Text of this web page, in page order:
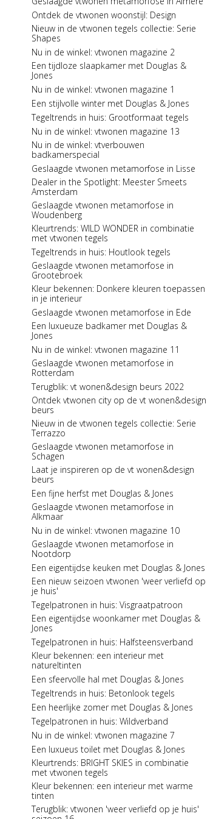
Nu in de winkel: vtverbouwen
badkamerspecial
Tegeltrends in huis: Houtlook tegels
Tegelserie in the spotlight: One by One
Kleur bekennen: Donkere kleuren toepassen
in je interieur
Een luxueuze badkamer met Douglas &
Jones
Nu in de winkel: Stijlvol Wonen 7
Nu in de winkel: Residence 10
Een fijne herfst met Douglas & Jones
Een eigentijdse keuken met Douglas & Jones
Tegelpatronen in huis: Visgraatpatroon
Nu in de winkel: Stijlvol Wonen 6
Kleur bekennen: Lichte kleuren toepassen in
je interieur
Een eigentijdse woonkamer met Douglas &
Jones
Tegelpatronen in huis: Halfsteensverband
Tegelserie in the spotlight: Manor
Nu in de winkel: vtverbouwen vloer &
wandspecial
Kleur bekennen: een interieur met
natureltinten
Een sfeervolle hal met Douglas & Jones
Tegeltrends in huis: Betonlook tegels
Een heerlijke zomer met Douglas & Jones
Nu in de winkel: Residence 7 8
Tegelpatronen in huis: Wildverband
Nu in de winkel: Stijlvol Wonen 5
Een luxueus toilet met Douglas & Jones
Kleur bekennen: een interieur met warme
tinten
Tegelserie in the Spotlight: Elemental
Tegeltrends in huis: Marmerlook tegels
Een sfeervolle werkkamer met Douglas &
Jones
Nu in de winkel: Stijlvol Wonen 4
Tegelserie in the Spotlight: Marbles
Een stijlvolle lente met Douglas & Jones
Uitbreiding in de collectie: One by One
Nu in de winkel: Residence 4
Een luxueuze slaapkamer met Douglas &
Jones
Kleur bekennen: een interieur met koele
tinten
Tegelpatronen in huis: Kruisverband
Nieuw in de collectie: serie Elemental
Een stijlvolle badkamer met Douglas & Jones
Douglas & Jones te zien in 'Hart van Goud'
Tegelserie in the spotlight: Castles
Tegelpatronen in huis: Visgraatpatroon
Een sfeervolle keuken met Douglas & Jones
Terugblik: vtwonen 'weer verliefd op je huis'
seizoen 15
Kleur bekennen: donkere kleuren in je
interieur
Tegelserie in the spotlight: Metals
Tegelpatronen in huis: Halfsteensverband
Een sfeervolle woonkamer met Douglas &
Jones
Kleur bekennen: een interieur met lichte
kleuren
Nu in de winkel: Stijlvol Wonen 8
Nu in de winkel: Stijlvol Wonen 6
Een stijlvolle slaapkamer met Douglas &
Jones
Een zinderende zomer met Douglas & Jones
Nu in de winkel: Stijlvol Wonen 5
Prachtige binnenkijker: Woonboerderij in
Gelderland
Nu in de winkel: Stijlvol Wonen 4
Nieuw in de collectie: Exotone
Fundamentals
Spelen met tegelpatronen: Visgraatpatroon
Nieuw van Douglas & Jones: Exotone
Premium Vinyl Tiles
Ontdek de vtwonen woonstijl: Design
Nieuw in de vtwonen tegels collectie: Serie
Shapes
Nu in de winkel: vtwonen magazine 2
Een tijdloze slaapkamer met Douglas &
Jones
Nu in de winkel: vtwonen magazine 1
Een stijlvolle winter met Douglas & Jones
Tegeltrends in huis: Grootformaat tegels
Nu in de winkel: vtwonen magazine 13
Nu in de winkel: vtverbouwen
badkamerspecial
Geslaagde vtwonen metamorfose in Lisse
Dealer in the Spotlight: Meester Smeets
Amsterdam
Geslaagde vtwonen metamorfose in
Woudenberg
Kleurtrends: WILD WONDER in combinatie
met vtwonen tegels
Tegeltrends in huis: Houtlook tegels
Geslaagde vtwonen metamorfose in
Grootebroek
Kleur bekennen: Donkere kleuren toepassen
in je interieur
Geslaagde vtwonen metamorfose in Ede
Een luxueuze badkamer met Douglas &
Jones
Nu in de winkel: vtwonen magazine 11
Geslaagde vtwonen metamorfose in
Rotterdam
Terugblik: vt wonen&design beurs 2022
Ontdek vtwonen city op de vt wonen&design
beurs
Nieuw in de vtwonen tegels collectie: Serie
Terrazzo
Geslaagde vtwonen metamorfose in
Schagen
Laat je inspireren op de vt wonen&design
beurs
Een fijne herfst met Douglas & Jones
Geslaagde vtwonen metamorfose in
Alkmaar
Nu in de winkel: vtwonen magazine 10
Geslaagde vtwonen metamorfose in
Nootdorp
Een eigentijdse keuken met Douglas & Jones
Een nieuw seizoen vtwonen 'weer verliefd op
je huis'
Tegelpatronen in huis: Visgraatpatroon
Een eigentijdse woonkamer met Douglas &
Jones
Tegelpatronen in huis: Halfsteensverband
Kleur bekennen: een interieur met
natureltinten
Een sfeervolle hal met Douglas & Jones
Tegeltrends in huis: Betonlook tegels
Een heerlijke zomer met Douglas & Jones
Tegelpatronen in huis: Wildverband
Nu in de winkel: vtwonen magazine 7
Een luxueus toilet met Douglas & Jones
Kleurtrends: BRIGHT SKIES in combinatie
met vtwonen tegels
Kleur bekennen: een interieur met warme
tinten
Terugblik: vtwonen 'weer verliefd op je huis'